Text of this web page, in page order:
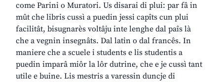
come Parini o Muratori. Us disarai di plui: par fâ in
mût che libris cussì a puedin jessi capîts cun plui
facilitât, bisugnarès voltâju inte lenghe dal paîs là
che a vegnin insegnâts. Dal latin o dal francês. In
maniere che a scuele i students e lis studentis a
puedin imparâ miôr la lôr dutrine, che e je cussì tant
utile e buine. Lis mestris a varessin duncje di